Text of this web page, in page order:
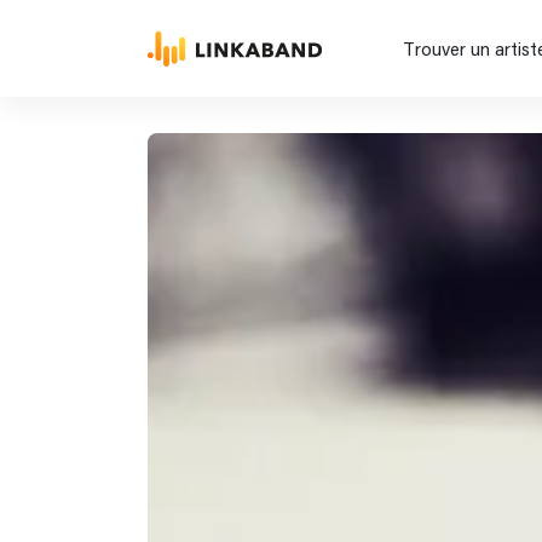
Trouver un